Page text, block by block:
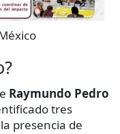
Raymundo Pedro
tres
presencia de